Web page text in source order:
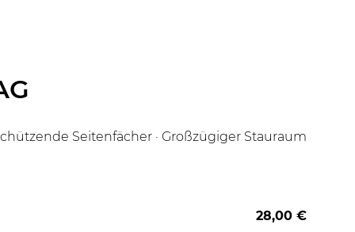
Seitenfächer · Großzügiger Stauraum
28,00 €